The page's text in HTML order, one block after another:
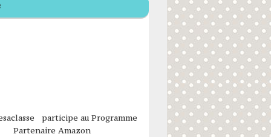
participe au Programme
Partenaire Amazon